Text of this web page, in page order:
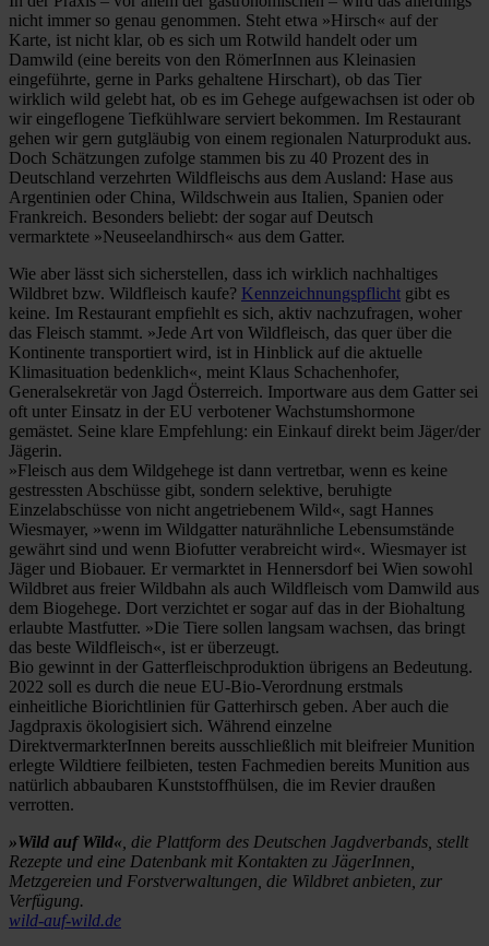
nicht immer so genau genommen. Steht etwa »Hirsch« auf der
Karte, ist nicht klar, ob es sich um Rotwild handelt oder um
Damwild (eine bereits von den RömerInnen aus Kleinasien
eingeführte, gerne in Parks gehaltene Hirschart), ob das Tier
wirklich wild gelebt hat, ob es im Gehege aufgewachsen ist oder ob
wir eingeflogene Tiefkühlware serviert bekommen. Im Restaurant
gehen wir gern gutgläubig von einem regionalen Naturprodukt aus.
Doch Schätzungen zufolge stammen bis zu 40 Prozent des in
Deutschland verzehrten Wildfleischs aus dem Ausland: Hase aus
Argentinien oder China, Wildschwein aus Italien, Spanien oder
Frankreich. Besonders beliebt: der sogar auf Deutsch
vermarktete »Neuseelandhirsch« aus dem Gatter.
Wie aber lässt sich sicherstellen, dass ich wirklich nachhaltiges
Wildbret bzw. Wildfleisch kaufe? Kennzeichnungspflicht gibt es
keine. Im Restaurant empfiehlt es sich, aktiv nachzufragen, woher
das Fleisch stammt. »Jede Art von Wildfleisch, das quer über die
Kontinente transportiert wird, ist in Hinblick auf die aktuelle
Klimasituation bedenklich«, meint Klaus Schachenhofer,
Generalsekretär von Jagd Österreich. Importware aus dem Gatter sei
oft unter Einsatz in der EU verbotener Wachstumshormone
gemästet. Seine klare Empfehlung: ein Einkauf direkt beim Jäger/der
Jägerin.
»Fleisch aus dem Wildgehege ist dann vertretbar, wenn es keine
gestressten Abschüsse gibt, sondern selektive, beruhigte
Einzelabschüsse von nicht angetriebenem Wild«, sagt Hannes
Wiesmayer, »wenn im Wildgatter naturähnliche Lebensumstände
gewährt sind und wenn Biofutter verabreicht wird«. Wiesmayer ist
Jäger und Biobauer. Er vermarktet in Hennersdorf bei Wien sowohl
Wildbret aus freier Wildbahn als auch Wildfleisch vom Damwild aus
dem Biogehege. Dort verzichtet er sogar auf das in der Biohaltung
erlaubte Mastfutter. »Die Tiere sollen langsam wachsen, das bringt
das beste Wildfleisch«, ist er überzeugt.
Bio gewinnt in der Gatterfleischproduktion übrigens an Bedeutung.
2022 soll es durch die neue EU-Bio-Verordnung erstmals
einheitliche Biorichtlinien für Gatterhirsch geben. Aber auch die
Jagdpraxis ökologisiert sich. Während einzelne
DirektvermarkterInnen bereits ausschließlich mit bleifreier Munition
erlegte Wildtiere feilbieten, testen Fachmedien bereits Munition aus
natürlich abbaubaren Kunststoffhülsen, die im Revier draußen
verrotten.
»Wild auf Wild« , die Plattform des Deutschen Jagdverbands, stellt
Rezepte und eine Datenbank mit Kontakten zu JägerInnen,
Metzgereien und Forstverwaltungen, die Wildbret anbieten, zur
Verfügung.
wild-auf-wild.de